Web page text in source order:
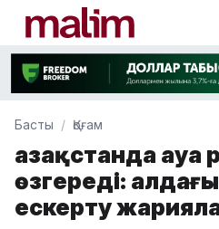
Басты Қоғам
Қазақстанда ауа
өзгереді:
ескерту